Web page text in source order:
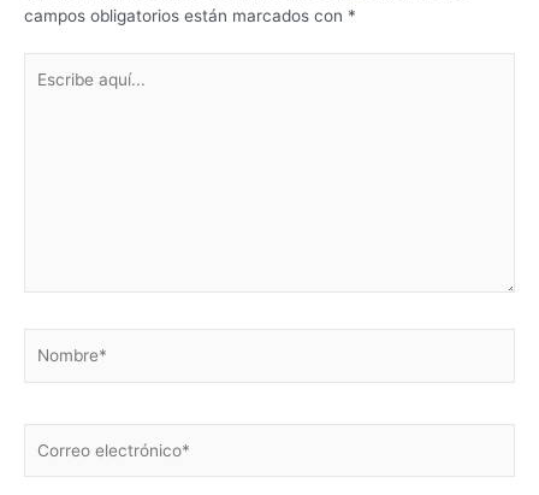
campos obligatorios están marcados con *
aquí...
electrónico*